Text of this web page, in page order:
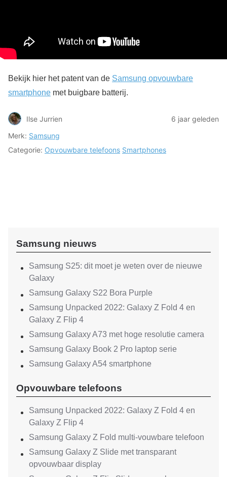
Bekijk hier het patent van de Samsung opvouwbare
smartphone met buigbare batterij.
Ilse Jurrien
6 jaar geleden
Merk: Samsung
Categorie: Opvouwbare telefoons Smartphones
Samsung nieuws
Samsung S25: dit moet je weten over de nieuwe
Galaxy
Samsung Galaxy S22 Bora Purple
Samsung Unpacked 2022: Galaxy Z Fold 4 en
Galaxy Z Flip 4
Samsung Galaxy A73 met hoge resolutie camera
Samsung Galaxy Book 2 Pro laptop serie
Samsung Galaxy A54 smartphone
Opvouwbare telefoons
Samsung Unpacked 2022: Galaxy Z Fold 4 en
Galaxy Z Flip 4
Samsung Galaxy Z Fold multi-vouwbare telefoon
Samsung Galaxy Z Slide met transparant
opvouwbaar display